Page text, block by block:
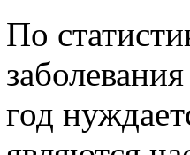
По
год